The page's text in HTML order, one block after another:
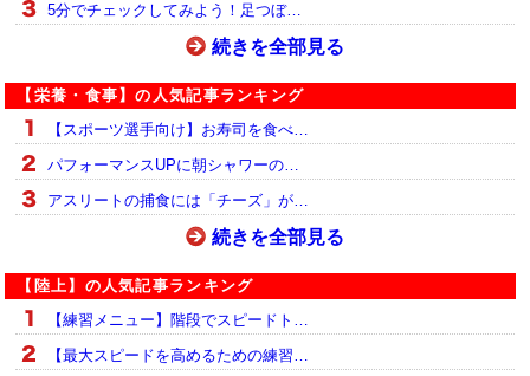
5分でチェックしてみよう！足つぼ…
続きを全部見る
【栄養・食事】の人気記事ランキング
【スポーツ選手向け】お寿司を食べ…
パフォーマンスUPに朝シャワーの…
アスリートの捕食には「チーズ」が…
続きを全部見る
【陸上】の人気記事ランキング
【練習メニュー】階段でスピードト…
【最大スピードを高めるための練習…